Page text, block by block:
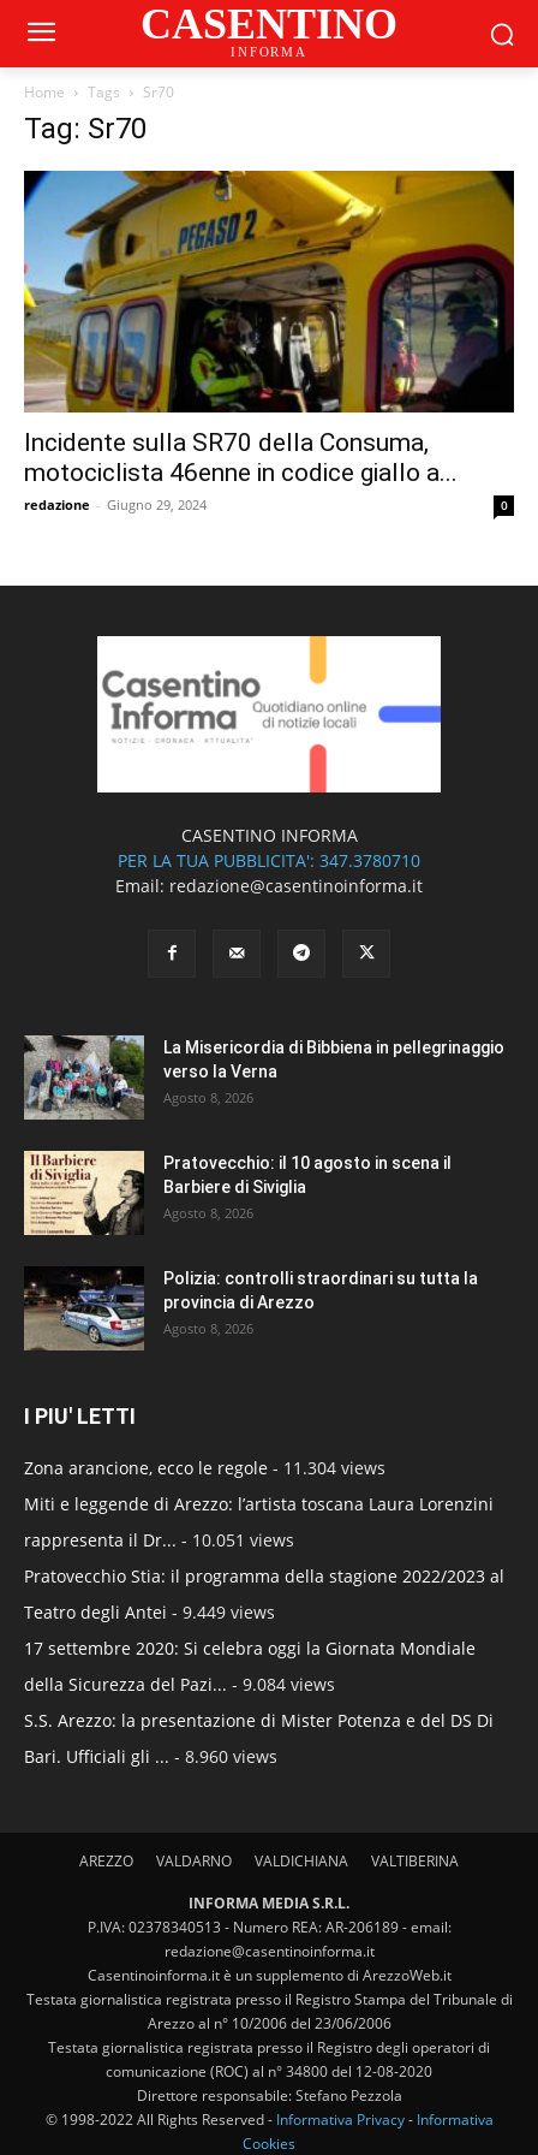
CASENTINO
INFORMA
Home Tags Sr70
Tag: Sr70
Incidente sulla SR70 della Consuma,
motociclista 46enne in codice giallo a...
redazione - Giugno 29, 2024 0
CASENTINO INFORMA
PER LA TUA PUBBLICITA': 347.3780710
Email: redazione@casentinoinforma.it
La Misericordia di Bibbiena in pellegrinaggio
verso la Verna
Agosto 8, 2026
Pratovecchio: il 10 agosto in scena il
Barbiere di Siviglia
Agosto 8, 2026
Polizia: controlli straordinari su tutta la
provincia di Arezzo
Agosto 8, 2026
I PIU' LETTI
Zona arancione, ecco le regole - 11.304 views
Miti e leggende di Arezzo: l’artista toscana Laura Lorenzini
rappresenta il Dr... - 10.051 views
Pratovecchio Stia: il programma della stagione 2022/2023 al
Teatro degli Antei - 9.449 views
17 settembre 2020: Si celebra oggi la Giornata Mondiale
della Sicurezza del Pazi... - 9.084 views
S.S. Arezzo: la presentazione di Mister Potenza e del DS Di
Bari. Ufficiali gli ... - 8.960 views
AREZZO VALDARNO VALDICHIANA VALTIBERINA
INFORMA MEDIA S.R.L.
P.IVA: 02378340513 - Numero REA: AR-206189 - email:
redazione@casentinoinforma.it
Casentinoinforma.it è un supplemento di ArezzoWeb.it
Testata giornalistica registrata presso il Registro Stampa del Tribunale di
Arezzo al n° 10/2006 del 23/06/2006
Testata giornalistica registrata presso il Registro degli operatori di
comunicazione (ROC) al n° 34800 del 12-08-2020
Direttore responsabile: Stefano Pezzola
© 1998-2022 All Rights Reserved - Informativa Privacy- Informativa
Cookies